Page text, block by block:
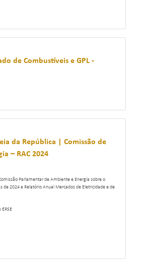
de Combustíveis e GPL -
da República | Comissão de
– RAC 2024
Parlamentar de Ambiente e Energia sobre o
de 2024 e Relatório Anual Mercados de Eletricidade e de